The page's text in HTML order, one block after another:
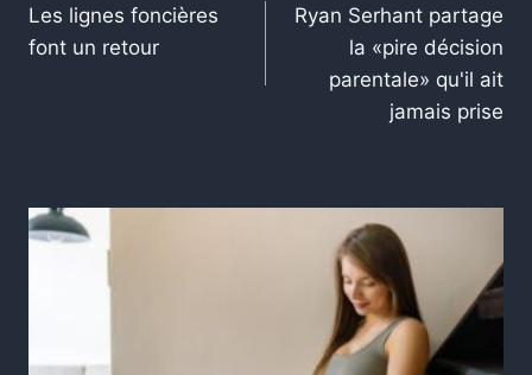
Les lignes foncières
font un retour
Ryan Serhant partage
la «pire décision
parentale» qu'il ait
jamais prise